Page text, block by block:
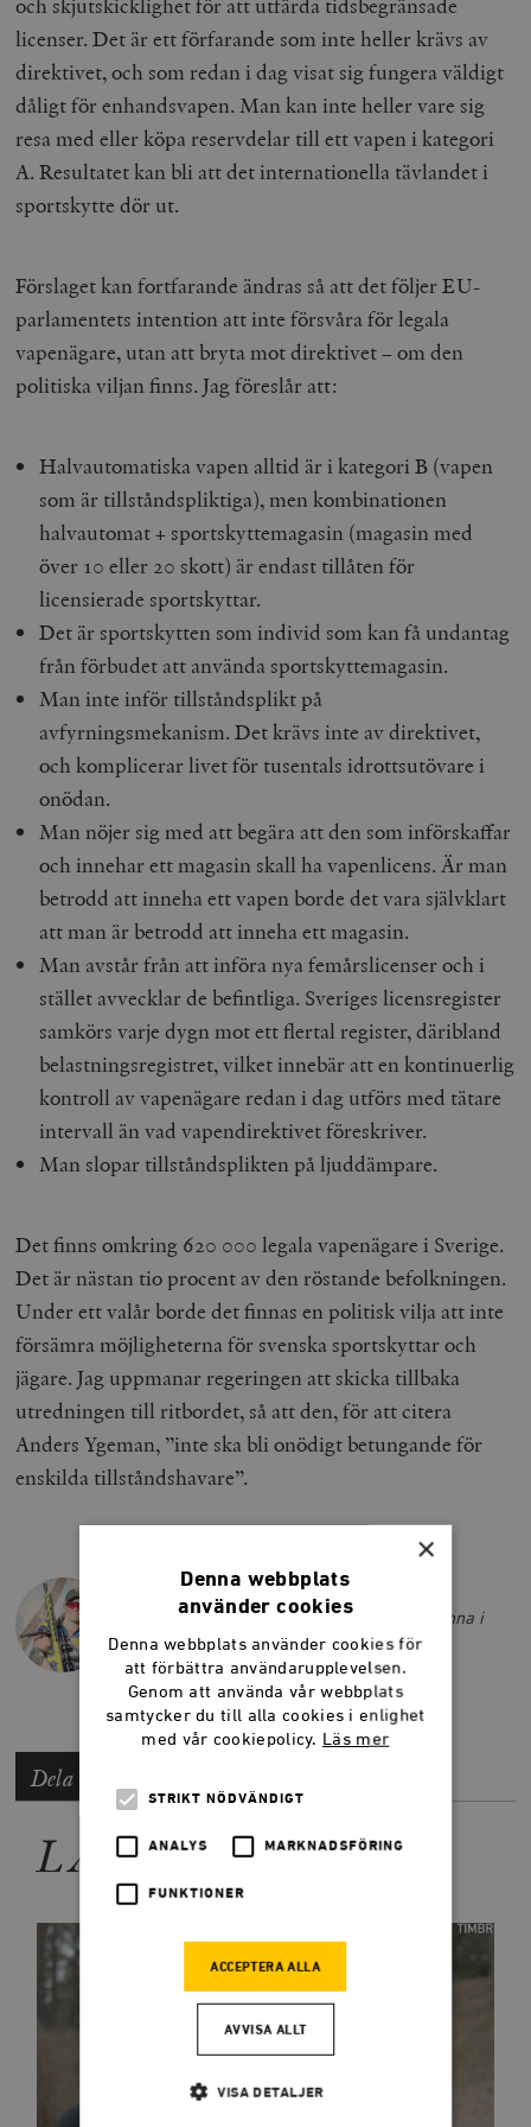
licenser. Det är ett förfarande som inte heller krävs av
direktivet, och som redan i dag visat sig fungera väldigt
dåligt för enhandsvapen. Man kan inte heller vare sig
resa med eller köpa reservdelar till ett vapen i kategori
A. Resultatet kan bli att det internationella tävlandet i
sportskytte dör ut.
Förslaget kan fortfarande ändras så att det följer EU-
parlamentets intention att inte försvåra för legala
vapenägare, utan att bryta mot direktivet – om den
politiska viljan finns. Jag föreslår att:
Halvautomatiska vapen alltid är i kategori B (vapen
som är tillståndspliktiga), men kombinationen
halvautomat + sportskyttemagasin (magasin med
över 10 eller 20 skott) är endast tillåten för
licensierade sportskyttar.
Det är sportskytten som individ som kan få undantag
från förbudet att använda sportskyttemagasin.
Man inte inför tillståndsplikt på
avfyrningsmekanism. Det krävs inte av direktivet,
och komplicerar livet för tusentals idrottsutövare i
onödan.
Man nöjer sig med att begära att den som införskaffar
och innehar ett magasin skall ha vapenlicens. Är man
betrodd att inneha ett vapen borde det vara självklart
att man är betrodd att inneha ett magasin.
Man avstår från att införa nya femårslicenser och i
stället avvecklar de befintliga. Sveriges licensregister
samkörs varje dygn mot ett flertal register, däribland
belastningsregistret, vilket innebär att en kontinuerlig
kontroll av vapenägare redan i dag utförs med tätare
intervall än vad vapendirektivet föreskriver.
Man slopar tillståndsplikten på ljuddämpare.
Det finns omkring 620 000 legala vapenägare i Sverige.
Det är nästan tio procent av den röstande befolkningen.
Under ett valår borde det finnas en politisk vilja att inte
försämra möjligheterna för svenska sportskyttar och
jägare. Jag uppmanar regeringen att skicka tillbaka
utredningen till ritbordet, så att den, för att citera
Anders Ygeman, ”inte ska bli onödigt betungande för
enskilda tillståndshavare”.
PIA CLERTÉ
Dynamisk sportskytt och svensk mästarinna i
dynamiskt gevär.
Dela artikeln
LÄS MER
×
Denna webbplats
använder cookies
Denna webbplats använder cookies för
att förbättra användarupplevelsen.
Genom att använda vår webbplats
samtycker du till alla cookies i enlighet
med vår cookiepolicy. Läs mer
STRIKT NÖDVÄNDIGT
ANALYS MARKNADSFÖRING
FUNKTIONER
ACCEPTERA ALLA
AVVISA ALLT
VISA DETALJER